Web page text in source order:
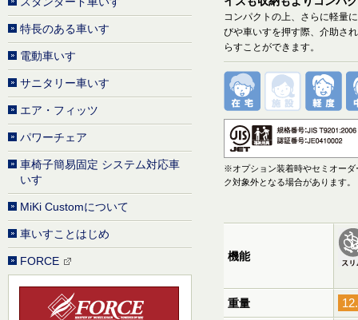
コンパクトの上、さらに軽量
びや車いすを押す際、介助さ
らすことができます。
※オプション装着時やセミオーダ
ク対象外となる場合があります。
機能
重量
特長のある車いす
電動車いす
サニタリー車いす
エア・フィッツ
パワーチェア
車椅子簡易固定 システム対応車
いす
MiKi Customについて
車いすことはじめ
FORCE